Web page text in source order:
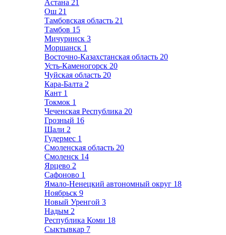
Астана 21
Ош 21
Тамбовская область 21
Тамбов 15
Мичуринск 3
Моршанск 1
Восточно-Казахстанская область 20
Усть-Каменогорск 20
Чуйская область 20
Кара-Балта 2
Кант 1
Токмок 1
Чеченская Республика 20
Грозный 16
Шали 2
Гудермес 1
Смоленская область 20
Смоленск 14
Ярцево 2
Сафоново 1
Ямало-Ненецкий автономный округ 18
Ноябрьск 9
Новый Уренгой 3
Надым 2
Республика Коми 18
Сыктывкар 7